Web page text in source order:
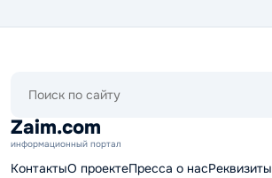
сайту
Zaim.com
информационный портал
КонтактыО проектеПресса о насРеквизиты